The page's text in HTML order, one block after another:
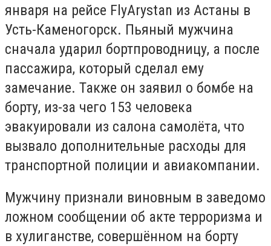
января на рейсе FlyArystan из Астаны в
Усть-Каменогорск. Пьяный мужчина
сначала ударил бортпроводницу, а после
пассажира, который сделал ему
замечание. Также он заявил о бомбе на
борту, из-за чего 153 человека
эвакуировали из салона самолёта, что
вызвало дополнительные расходы для
транспортной полиции и авиакомпании.
Мужчину признали виновным в заведомо
ложном сообщении об акте терроризма и
в хулиганстве, совершённом на борту